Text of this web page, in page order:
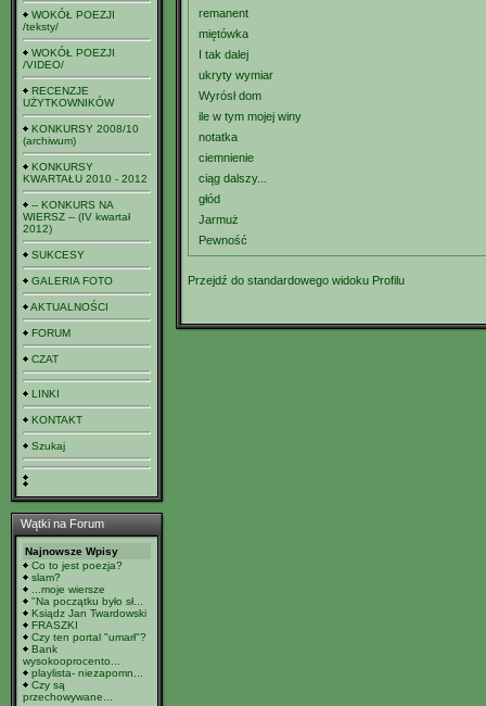
WOKÓŁ POEZJI
/teksty/
WOKÓŁ POEZJI
/VIDEO/
RECENZJE
UŻYTKOWNIKÓW
KONKURSY 2008/10
(archiwum)
KONKURSY
KWARTAŁU 2010 - 2012
-- KONKURS NA
WIERSZ -- (IV kwartał
2012)
SUKCESY
GALERIA FOTO
AKTUALNOŚCI
FORUM
CZAT
LINKI
KONTAKT
Szukaj
Wątki na Forum
Najnowsze Wpisy
Co to jest poezja?
slam?
...moje wiersze
"Na początku było sł...
Ksiądz Jan Twardowski
FRASZKI
Czy ten portal "umarł"?
Bank
wysokooprocento...
playlista- niezapomn...
Czy są
przechowywane...
remanent
miętówka
I tak dalej
ukryty wymiar
Wyrósł dom
ile w tym mojej winy
notatka
ciemnienie
ciąg dalszy...
głód
Jarmuż
Pewność
Przejdź do standardowego widoku Profilu